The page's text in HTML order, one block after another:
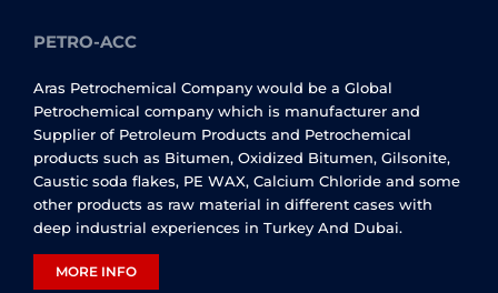
PETRO-ACC
Aras Petrochemical Company would be a Global
Petrochemical company which is manufacturer and
Supplier of Petroleum Products and Petrochemical
products such as Bitumen, Oxidized Bitumen, Gilsonite,
Caustic soda flakes, PE WAX, Calcium Chloride and some
other products as raw material in different cases with
deep industrial experiences in Turkey And Dubai.
MORE INFO